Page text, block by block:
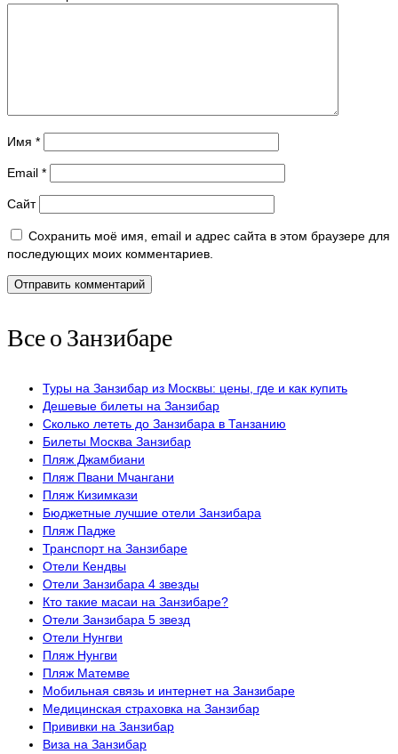
Имя *
Email *
Сайт
Сохранить моё имя, email и адрес сайта в этом браузере для
последующих моих комментариев.
Все о Занзибаре
Туры на Занзибар из Москвы: цены, где и как купить
Дешевые билеты на Занзибар
Сколько лететь до Занзибара в Танзанию
Билеты Москва Занзибар
Пляж Джамбиани
Пляж Пвани Мчангани
Пляж Кизимкази
Бюджетные лучшие отели Занзибара
Пляж Падже
Транспорт на Занзибаре
Отели Кендвы
Отели Занзибара 4 звезды
Кто такие масаи на Занзибаре?
Отели Занзибара 5 звезд
Отели Нунгви
Пляж Нунгви
Пляж Матемве
Мобильная связь и интернет на Занзибаре
Медицинская страховка на Занзибар
Прививки на Занзибар
Виза на Занзибар